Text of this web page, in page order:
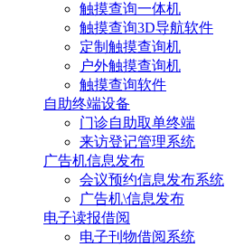
触摸查询一体机
触摸查询3D导航软件
定制触摸查询机
户外触摸查询机
触摸查询软件
自助终端设备
门诊自助取单终端
来访登记管理系统
广告机信息发布
会议预约信息发布系统
广告机\信息发布
电子读报借阅
电子刊物借阅系统